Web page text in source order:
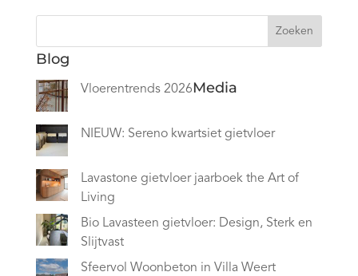
Zoeken
Blog
Vloerentrends 2026
NIEUW: Sereno kwartsiet gietvloer
Lavastone gietvloer jaarboek the Art of
Living
Bio Lavasteen gietvloer: Design, Sterk en
Slijtvast
Sfeervol Woonbeton in Villa Weert
Media